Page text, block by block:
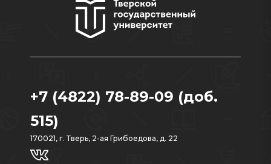
+7 (4822) 78-89-09 (доб.
515)
170021, г. Тверь, 2-ая Грибоедова, д. 22